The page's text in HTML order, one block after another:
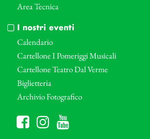
Area Tecnica
I nostri eventi
Calendario
Cartellone I Pomeriggi Musicali
Cartellone Teatro Dal Verme
Biglietteria
Archivio Fotografico